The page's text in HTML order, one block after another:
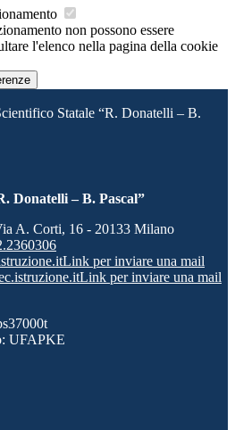
non possono essere
l'elenco nella pagina della cookie
Statale “R. Donatelli – B.
Donatelli – B. Pascal”
A. Corti, 16 - 20133 Milano
Link per inviare una mail
Link per inviare una mail
UFAPKE